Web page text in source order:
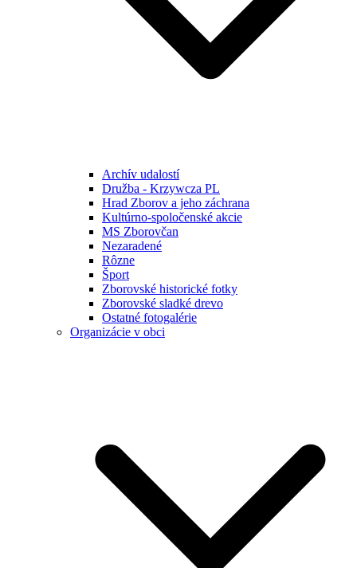
Archív udalostí
Družba - Krzywcza PL
Hrad Zborov a jeho záchrana
Kultúrno-spoločenské akcie
MS Zborovčan
Nezaradené
Rôzne
Šport
Zborovské historické fotky
Zborovské sladké drevo
Ostatné fotogalérie
Organizácie v obci